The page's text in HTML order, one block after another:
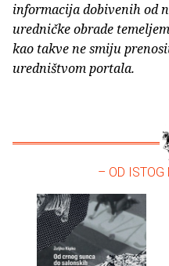
informacija dobivenih od
uredničke obrade
kao takve ne smiju
uredništvom portala.
– OD